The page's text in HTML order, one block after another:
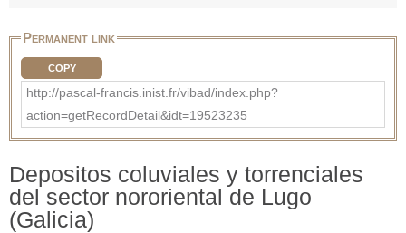
Permanent link
COPY
http://pascal-francis.inist.fr/vibad/index.php?
action=getRecordDetail&idt=19523235
Depositos coluviales y torrenciales
del sector nororiental de Lugo
(Galicia)